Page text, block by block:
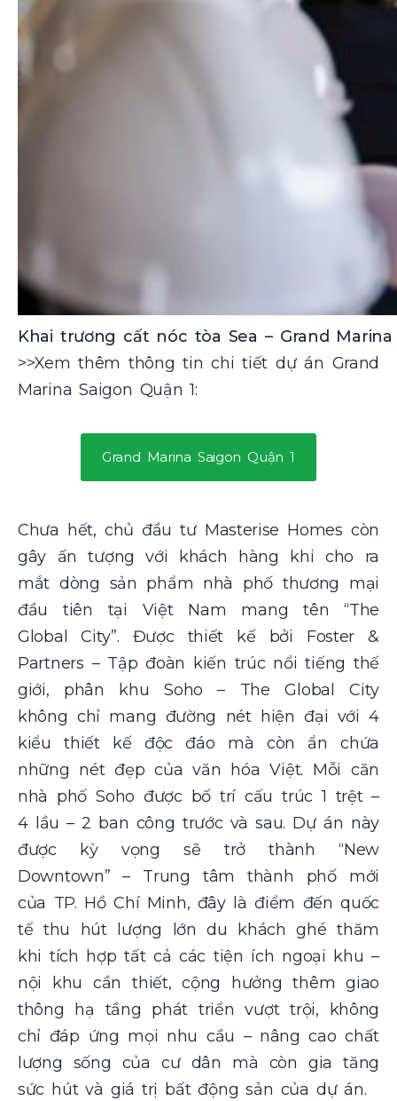
Khai trương cất nóc tòa Sea – Grand Marina
>>Xem thêm thông tin chi tiết dự án Grand
Marina Saigon Quận 1:
Grand Marina Saigon Quận 1
Chưa hết, chủ đầu tư Masterise Homes còn
gây ấn tượng với khách hàng khi cho ra
mắt dòng sản phẩm nhà phố thương mại
đầu tiên tại Việt Nam mang tên “The
Global City”. Được thiết kế bởi Foster &
Partners – Tập đoàn kiến trúc nổi tiếng thế
giới, phân khu Soho – The Global City
không chỉ mang đường nét hiện đại với 4
kiểu thiết kế độc đáo mà còn ẩn chứa
những nét đẹp của văn hóa Việt. Mỗi căn
nhà phố Soho được bố trí cấu trúc 1 trệt –
4 lầu – 2 ban công trước và sau. Dự án này
được kỳ vọng sẽ trở thành “New
Downtown” – Trung tâm thành phố mới
của TP. Hồ Chí Minh, đây là điểm đến quốc
tế thu hút lượng lớn du khách ghé thăm
khi tích hợp tất cả các tiện ích ngoại khu –
nội khu cần thiết, cộng hưởng thêm giao
thông hạ tầng phát triển vượt trội, không
chỉ đáp ứng mọi nhu cầu – nâng cao chất
lượng sống của cư dân mà còn gia tăng
sức hút và giá trị bất động sản của dự án.